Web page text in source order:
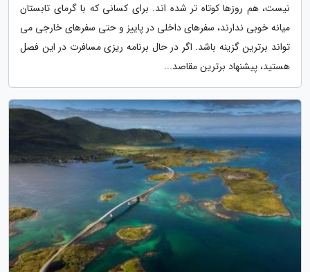
نیست، هم روزها کوتاه تر شده اند. برای کسانی که با گرمای تابستان
میانه خوبی ندارند، سفرهای داخلی در پاییز و حتی سفرهای خارجی می
تواند برترین گزینه باشد. اگر در حال برنامه ریزی مسافرت در این فصل
هستید، پیشنهاد برترین مقاصد...